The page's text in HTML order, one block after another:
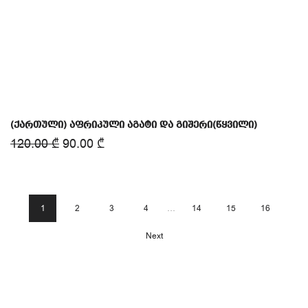
(ქართული) აფრიკული აგატი და გიშერი(წყვილი)
120.00₾ 90.00 ₾
1 2 3 4 … 14 15 16
Next